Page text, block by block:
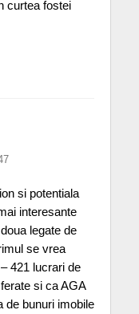
curtea fostei
si potentiala
interesante
legate de
se vrea
421 lucrari de
si ca AGA
de bunuri imobile